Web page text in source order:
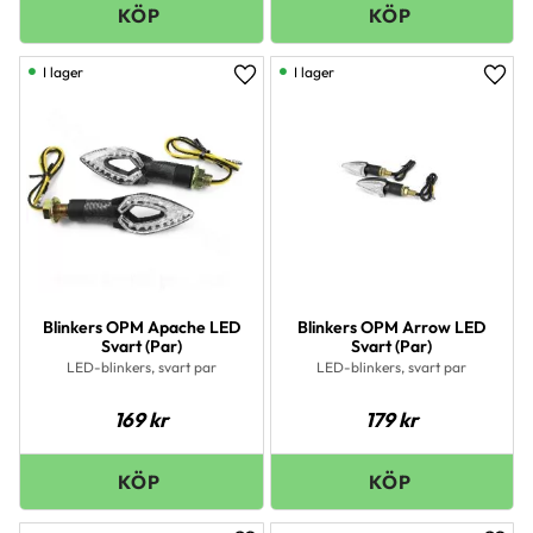
Blinkers OPM Apache LED
Svart (Par)
LED-blinkers, svart par
169kr
Lägg till i favoriter
I lager
Blinkers OPM Arrow LED
Svart (Par)
LED-blinkers, svart par
179kr
I lager